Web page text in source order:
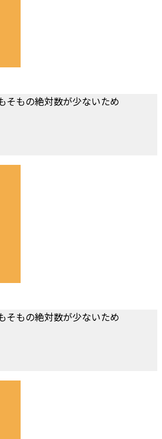
そもの絶対数が少ないため
そもの絶対数が少ないため